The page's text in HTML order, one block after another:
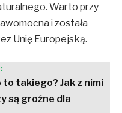
Warto przy
i została
Unię Europejską.
to takiego? Jak z nimi
są groźne dla